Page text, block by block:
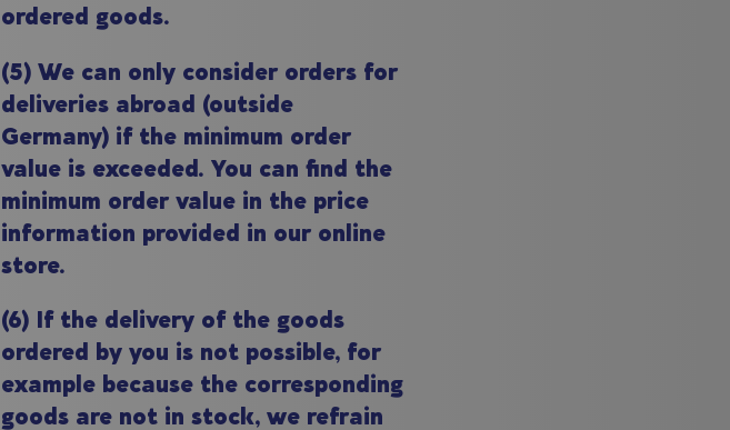
ordered goods.
(5) We can only consider orders for
deliveries abroad (outside
Germany) if the minimum order
value is exceeded. You can find the
minimum order value in the price
information provided in our online
store.
(6) If the delivery of the goods
ordered by you is not possible, for
example because the corresponding
goods are not in stock, we refrain